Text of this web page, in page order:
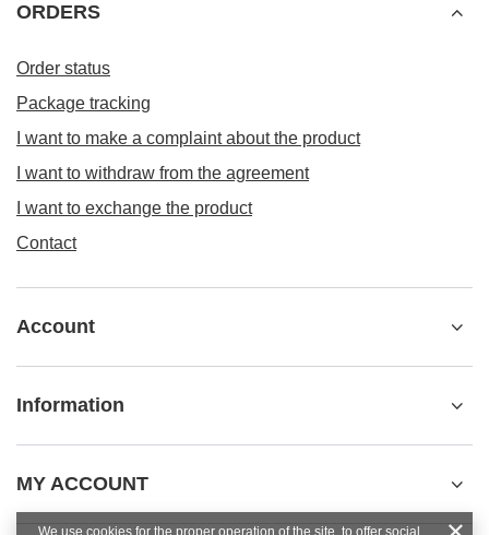
ORDERS
Order status
Package tracking
I want to make a complaint about the product
I want to withdraw from the agreement
I want to exchange the product
Contact
Account
Information
MY ACCOUNT
We use cookies for the proper operation of the site, to offer social